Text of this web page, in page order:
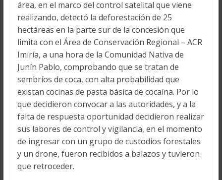
área, en el marco del control satelital que viene
realizando, detectó la deforestación de 25
hectáreas en la parte sur de la concesión que
limita con el Área de Conservación Regional – ACR
Imiría, a una hora de la Comunidad Nativa de
Junín Pablo, comprobando que se tratan de
sembríos de coca, con alta probabilidad que
existan cocinas de pasta básica de cocaína. Por lo
que decidieron convocar a las autoridades, y a la
falta de respuesta oportunidad decidieron realizar
sus labores de control y vigilancia, en el momento
de ingresar con un grupo de custodios forestales
y un drone, fueron recibidos a balazos y tuvieron
que retroceder.